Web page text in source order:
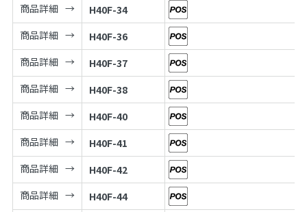
商品詳細
H40F-34
商品詳細
H40F-36
商品詳細
H40F-37
商品詳細
H40F-38
商品詳細
H40F-40
商品詳細
H40F-41
商品詳細
H40F-42
商品詳細
H40F-44